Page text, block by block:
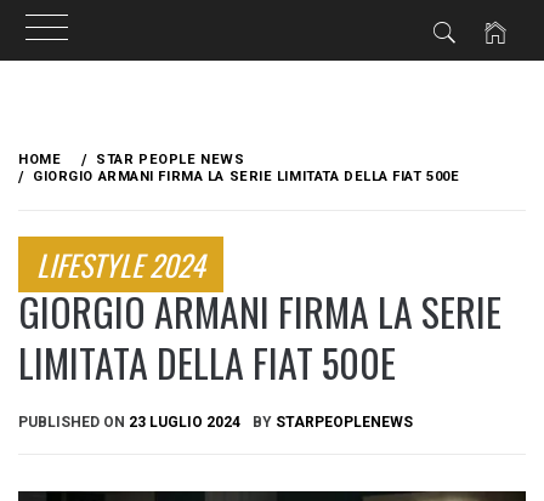
content
HOME
STAR PEOPLE NEWS
GIORGIO ARMANI FIRMA LA SERIE LIMITATA DELLA FIAT 500E
LIFESTYLE 2024
GIORGIO ARMANI FIRMA LA SERIE
LIMITATA DELLA FIAT 500E
PUBLISHED ON 23 LUGLIO 2024 BY STARPEOPLENEWS